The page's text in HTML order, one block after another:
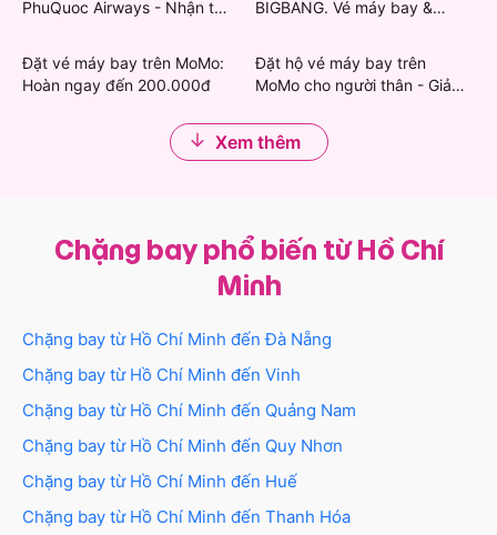
lựa chọn chuyến bay từ Hồ Chí Minh, cất cánh khám
Cùng MoMo tận hưởng chuyến bay Hồ Chí Minh -
PhuQuoc Airways - Nhận thẻ
BIGBANG. Vé máy bay &
Đặt vé máy bay trên MoMo:
Hoàn ngay đến 200.000đ
Đặt hộ vé máy bay trên
MoMo cho người thân - Giảm
Xem thêm
Chặng bay phổ biến từ Hồ Chí
Minh
Chặng bay từ Hồ Chí Minh đếnĐà Nẵng
Chặng bay từ Hồ Chí Minh đến Vinh
Chặng bay từ Hồ Chí Minh đến Quảng Nam
Chặng bay từ Hồ Chí Minh đến Quy Nhơn
Chặng bay từ Hồ Chí Minh đến Huế
Chặng bay từ Hồ Chí Minh đến Thanh Hóa